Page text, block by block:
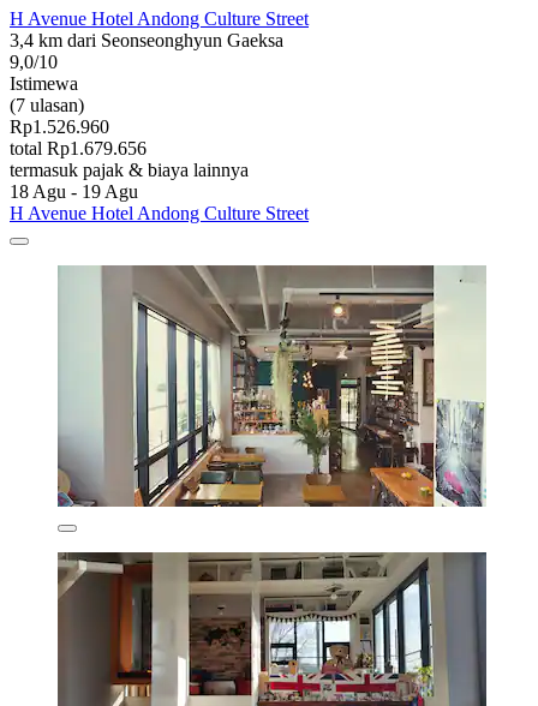
H Avenue Hotel Andong Culture Street
3,4 km dari Seonseonghyun Gaeksa
9,0/10
Istimewa
(7 ulasan)
Rp1.526.960
total Rp1.679.656
termasuk pajak & biaya lainnya
18 Agu - 19 Agu
H Avenue Hotel Andong Culture Street